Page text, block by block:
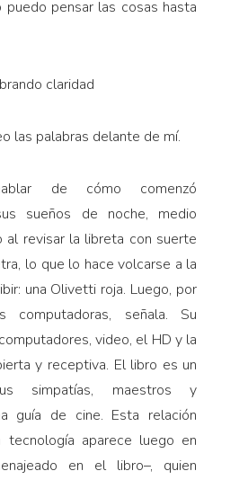
puedo pensar las cosas hasta
claridad
las palabras delante de mí.
de cómo comenzó
sueños de noche, medio
al revisar la libreta con suerte
lo que lo hace volcarse a la
una Olivetti roja. Luego, por
computadoras, señala. Su
video, el HD y la
y receptiva. El libro es un
simpatías, maestros y
guía de cine. Esta relación
tecnología aparece luego en
en el libro–, quien